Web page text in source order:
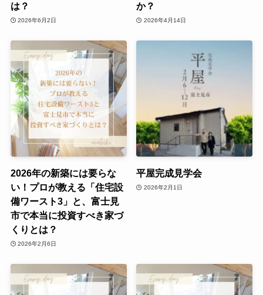
は？
2026年6月2日
か？
2026年4月14日
2026年の新築には要らな
い！プロが教える「住宅設
備ワースト3」と、富士見
市で本当に投資すべき家づ
くりとは？
2026年2月6日
平屋完成見学会
2026年2月1日